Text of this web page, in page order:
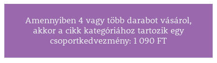
Amennyiben 4 vagy több darabot vásárol,
akkor a cikk kategóriához tartozik egy
csoportkedvezmény: 1 090 FT